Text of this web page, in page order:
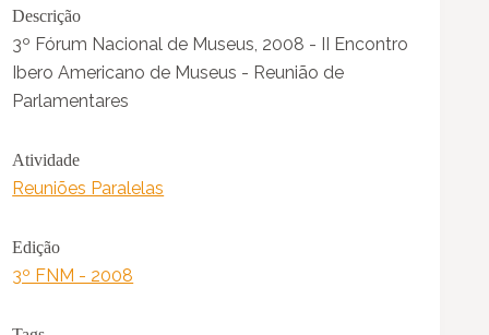
Descrição
3º Fórum Nacional de Museus, 2008 - II Encontro
Ibero Americano de Museus - Reunião de
Parlamentares
Atividade
Reuniões Paralelas
Edição
3º FNM - 2008